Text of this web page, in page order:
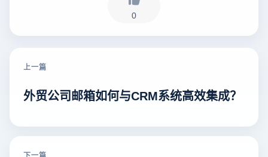
0
上一篇
外贸公司邮箱如何与CRM系统高效集成？
下一篇